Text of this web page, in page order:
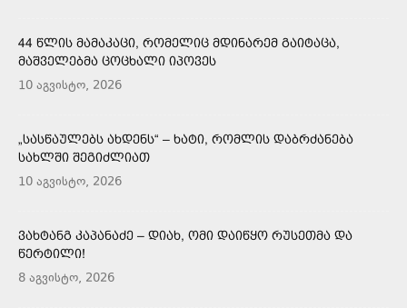
44 ᲬᲚᲘᲡ ᲛᲐᲛᲐᲙᲐᲪᲘ, ᲠᲝᲛᲔᲚᲘᲪ ᲛᲓᲘᲜᲐᲠᲔᲛ ᲒᲐᲘᲢᲐᲪᲐ,
ᲛᲐᲨᲕᲔᲚᲔᲑᲛᲐ ᲪᲝᲪᲮᲐᲚᲘ ᲘᲞᲝᲕᲔᲡ
10 აგვისტო, 2026
„ᲡᲐᲡᲬᲐᲣᲚᲔᲑᲡ ᲐᲮᲓᲔᲜᲡ“ – ᲮᲐᲢᲘ, ᲠᲝᲛᲚᲘᲡ ᲓᲐᲑᲠᲫᲐᲜᲔᲑᲐ
ᲡᲐᲮᲚᲨᲘ ᲨᲔᲒᲘᲫᲚᲘᲐᲗ
10 აგვისტო, 2026
ᲕᲐᲮᲢᲐᲜᲒ ᲙᲐᲞᲐᲜᲐᲫᲔ – ᲓᲘᲐᲮ, ᲝᲛᲘ ᲓᲐᲘᲬᲧᲝ ᲠᲣᲡᲔᲗᲛᲐ ᲓᲐ
ᲬᲔᲠᲢᲘᲚᲘ!
8 აგვისტო, 2026